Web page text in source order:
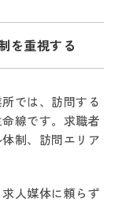
を重視する
では、訪問する
線です。求職者
制、訪問エリア
人媒体に頼らず